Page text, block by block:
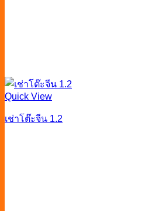
Quick View
เช่าโต๊ะจีน 1.2